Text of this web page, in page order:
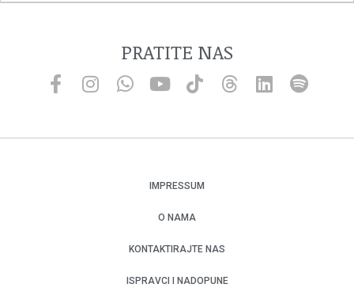
PRATITE NAS
IMPRESSUM
O NAMA
KONTAKTIRAJTE NAS
ISPRAVCI I NADOPUNE